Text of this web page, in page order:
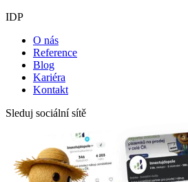
IDP
O nás
Reference
Blog
Kariéra
Kontakt
Sleduj sociální sítě